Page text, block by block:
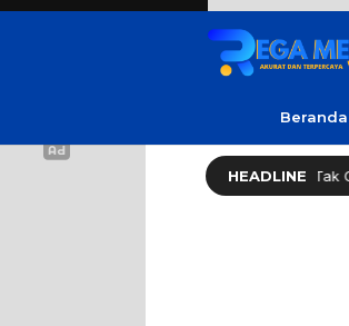
Beranda
HEADLINE
Imbau Latihan Gerak Jalan Tak Gunakan